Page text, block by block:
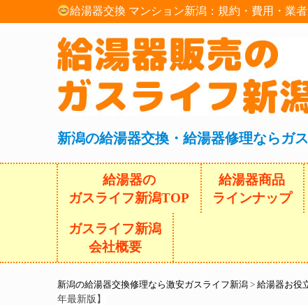
給湯器交換 マンション新潟：規約・費用・業
新潟の給湯器交換・給湯器修理ならガ
給湯器の
ガスライフ新潟TOP
給湯器商品
ラインナップ
ガスライフ新潟
会社概要
新潟の給湯器交換修理なら激安ガスライフ新潟 > 給湯器お役
年最新版】